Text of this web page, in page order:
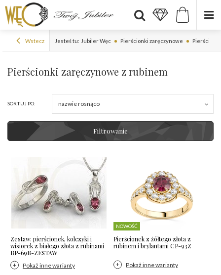
Wstecz Jesteś tu: Jubiler Węc Pierścionki zaręczynowe
Pierścionki zaręczynowe z rubinem
SORTUJ PO: nazwie rosnąco
Filtrowanie
Zestaw: pierścionek, kolczyki i
wisiorek z białego złota z rubinami
BP-69B-ZESTAW
Pokaż inne warianty
NOWOŚĆ
Pierścionek z żółtego złota z
rubinem i brylantami CP-93Z
Pokaż inne warianty